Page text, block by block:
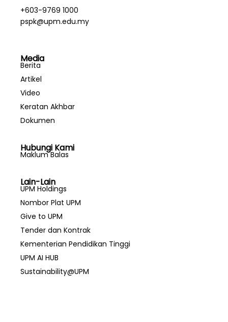
+603-9769 1000
pspk@upm.edu.my
Media
Berita
Artikel
Video
Keratan Akhbar
Dokumen
Hubungi Kami
Maklum Balas
Lain-Lain
UPM Holdings
Nombor Plat UPM
Give to UPM
Tender dan Kontrak
Kementerian Pendidikan Tinggi
UPM AI HUB
Sustainability@UPM